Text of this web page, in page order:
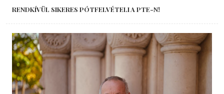
RENDKÍVÜL SIKERES PÓTFELVÉTELI A PTE-N!